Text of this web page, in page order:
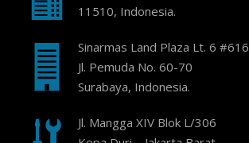
11510, Indonesia.
Sinarmas Land Plaza Lt. 6 #616
Jl. Pemuda No. 60-70
Surabaya, Indonesia.
Jl. Mangga XIV Blok L/306